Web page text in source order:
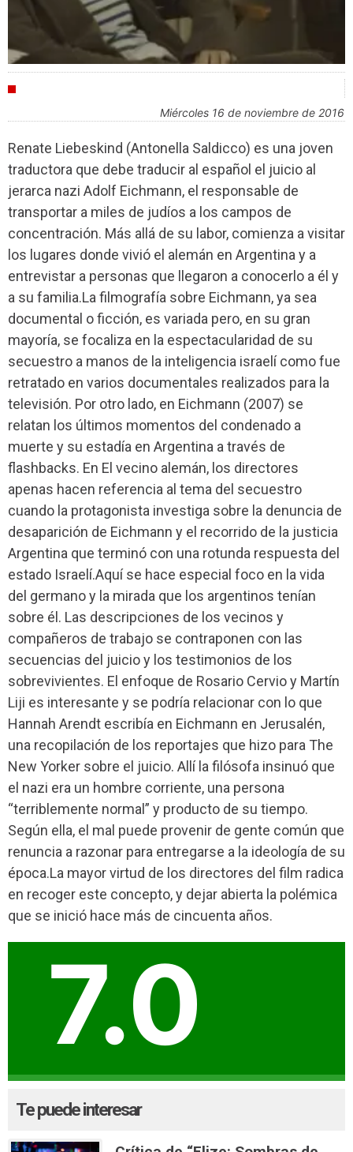
miércoles 16 de noviembre de 2016
Renate Liebeskind (Antonella Saldicco) es una joven
traductora que debe traducir al español el juicio al
jerarca nazi Adolf Eichmann, el responsable de
transportar a miles de judíos a los campos de
concentración. Más allá de su labor, comienza a visitar
los lugares donde vivió el alemán en Argentina y a
entrevistar a personas que llegaron a conocerlo a él y
a su familia.La filmografía sobre Eichmann, ya sea
documental o ficción, es variada pero, en su gran
mayoría, se focaliza en la espectacularidad de su
secuestro a manos de la inteligencia israelí como fue
retratado en varios documentales realizados para la
televisión. Por otro lado, en Eichmann (2007) se
relatan los últimos momentos del condenado a
muerte y su estadía en Argentina a través de
flashbacks. En El vecino alemán, los directores
apenas hacen referencia al tema del secuestro
cuando la protagonista investiga sobre la denuncia de
desaparición de Eichmann y el recorrido de la justicia
Argentina que terminó con una rotunda respuesta del
estado Israelí.Aquí se hace especial foco en la vida
del germano y la mirada que los argentinos tenían
sobre él. Las descripciones de los vecinos y
compañeros de trabajo se contraponen con las
secuencias del juicio y los testimonios de los
sobrevivientes. El enfoque de Rosario Cervio y Martín
Liji es interesante y se podría relacionar con lo que
Hannah Arendt escribía en Eichmann en Jerusalén,
una recopilación de los reportajes que hizo para The
New Yorker sobre el juicio. Allí la filósofa insinuó que
el nazi era un hombre corriente, una persona
“terriblemente normal” y producto de su tiempo.
Según ella, el mal puede provenir de gente común que
renuncia a razonar para entregarse a la ideología de su
época.La mayor virtud de los directores del film radica
en recoger este concepto, y dejar abierta la polémica
que se inició hace más de cincuenta años.
7.0
Te puede interesar